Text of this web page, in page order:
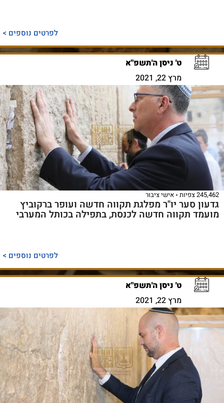
לפרטים נוספים >
ט' ניסן ה'תשפ"א
מרץ 22, 2021
245,462 צפיות אישי ציבור
גדעון סער יו"ר מפלגת תקווה חדשה ועופר ברקוביץ
מועמד תקווה חדשה לכנסת, בתפילה בכותל המערבי
לפרטים נוספים >
ט' ניסן ה'תשפ"א
מרץ 22, 2021